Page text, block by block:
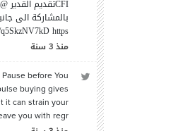
بالمشاركة الى
https:…
منذ 3 سنة
Pause before You
buying gives
it can strain your
you with regr…